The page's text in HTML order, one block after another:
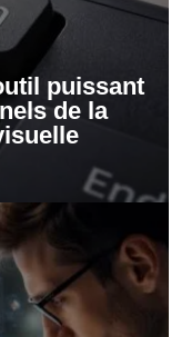
puissant
de la